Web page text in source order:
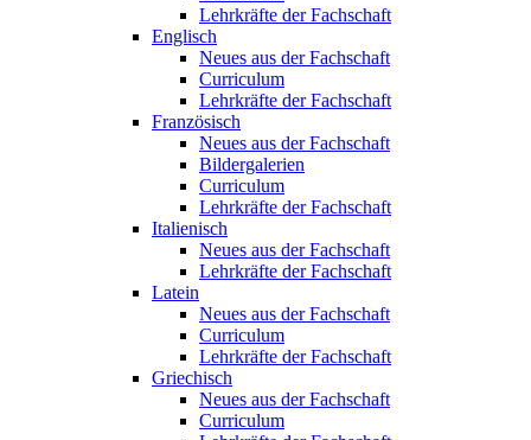
Lehrkräfte der Fachschaft
Englisch
Neues aus der Fachschaft
Curriculum
Lehrkräfte der Fachschaft
Französisch
Neues aus der Fachschaft
Bildergalerien
Curriculum
Lehrkräfte der Fachschaft
Italienisch
Neues aus der Fachschaft
Lehrkräfte der Fachschaft
Latein
Neues aus der Fachschaft
Curriculum
Lehrkräfte der Fachschaft
Griechisch
Neues aus der Fachschaft
Curriculum